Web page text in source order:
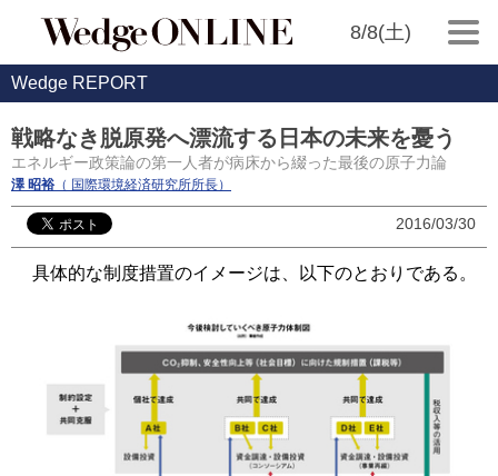
8/8(土)
Wedge REPORT
戦略なき脱原発へ漂流する日本の未来を憂う
エネルギー政策論の第一人者が病床から綴った最後の原子力論
澤 昭裕 （ 国際環境経済研究所所長）
2016/03/30
具体的な制度措置のイメージは、以下のとおりである。